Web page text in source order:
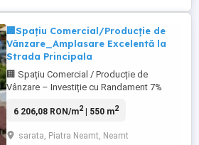
🏢Spațiu Comercial/Producție de
Vânzare_Amplasare Excelentă la
Strada Principala
🏢 Spațiu Comercial / Producție de
Vânzare – Investiție cu Randament 7%
vânzare o proprietate cu potențial ridicat
catering, depozitare sau alte domenii de
6 206,08 RON/m2| 550 m2
sarata, Piatra Neamt, Neamt